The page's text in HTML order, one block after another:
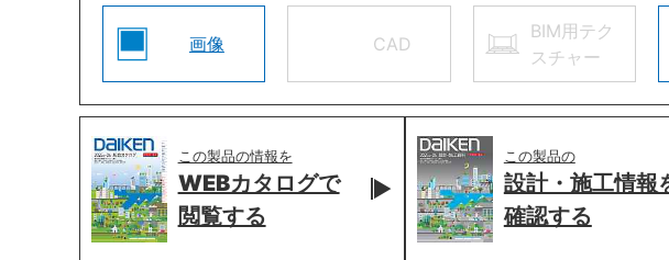
画像 CAD
BIM用テク
スチャー
この製品の情報を
WEBカタログで
閲覧する
この製品の
設計・施工情報
確認する